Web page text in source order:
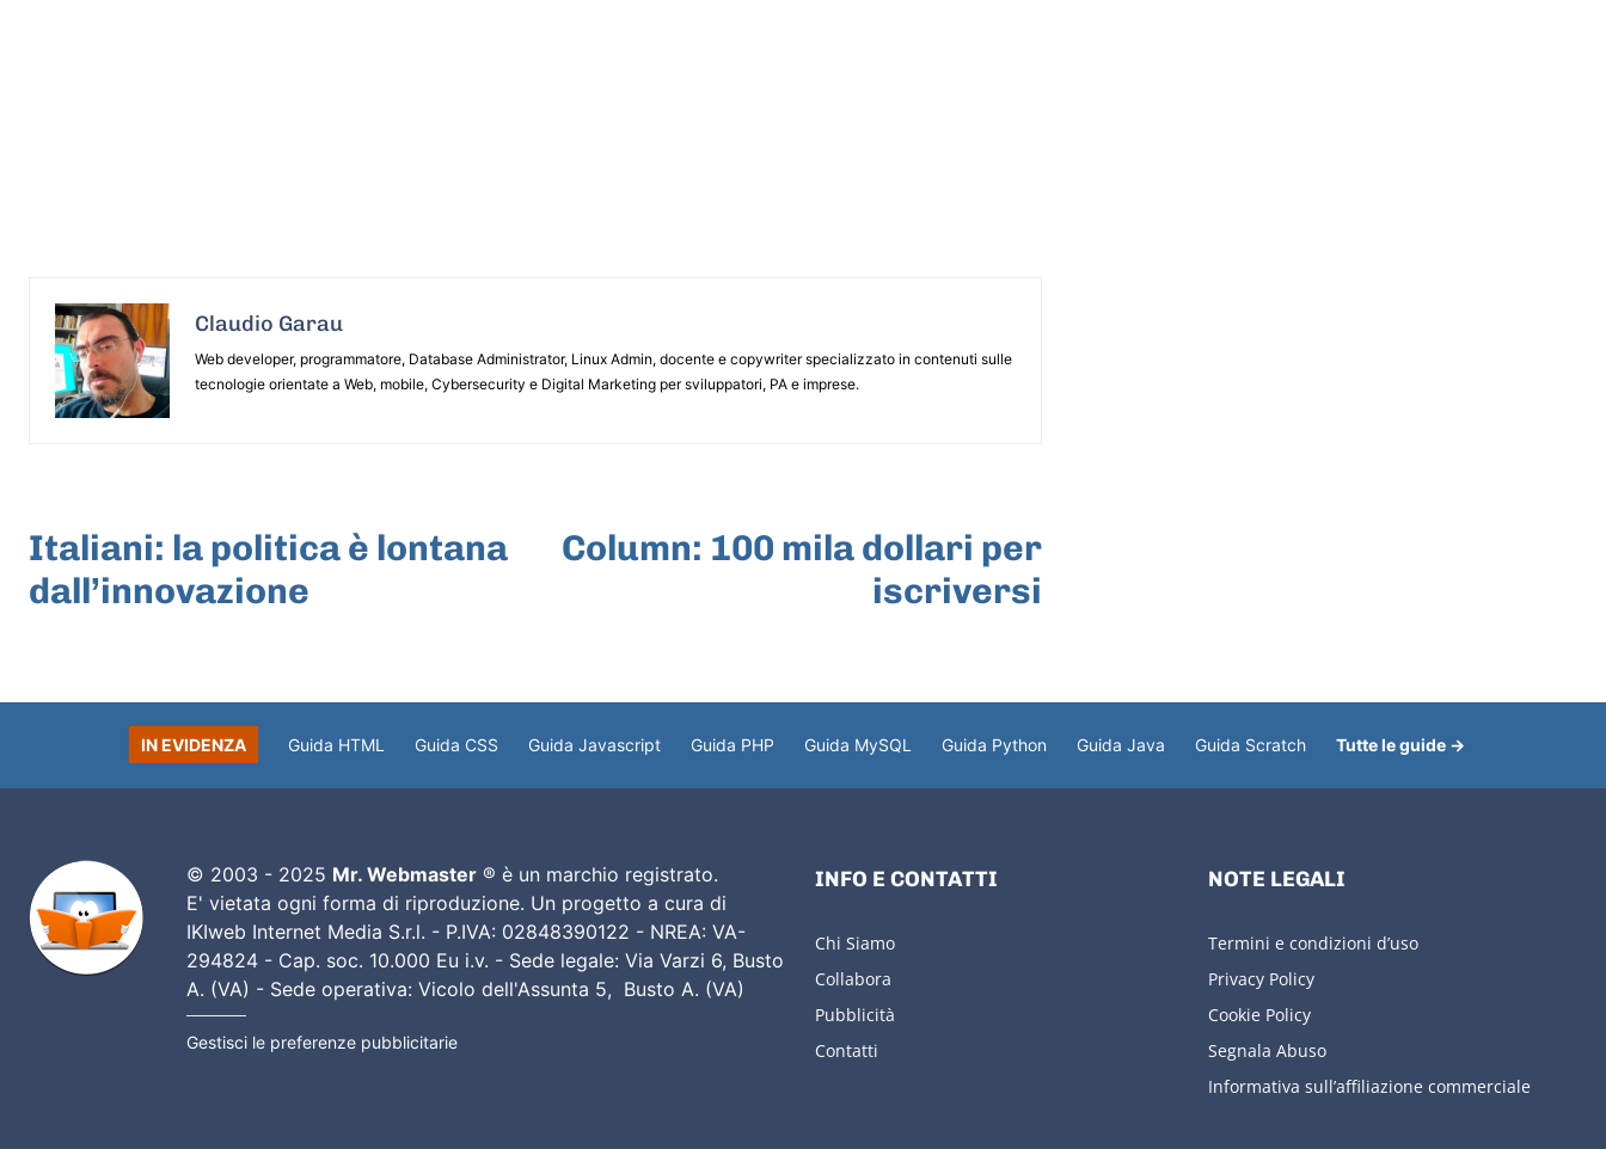
Claudio Garau
Web developer, programmatore, Database Administrator, Linux Admin, docente e copywriter specializzato in contenuti sulle
tecnologie orientate a Web, mobile, Cybersecurity e Digital Marketing per sviluppatori, PA e imprese.
Italiani: la politica è lontana
dall’innovazione
Column: 100 mila dollari per
iscriversi
IN EVIDENZA Guida HTML Guida CSS Guida Javascript Guida PHP Guida MySQL Guida Python Guida Java Guida Scratch Tutte le guide →
© 2003 - 2025 Mr. Webmaster® è un marchio registrato.
E' vietata ogni forma di riproduzione. Un progetto a cura di
IKIweb Internet Media S.r.l. - P.IVA: 02848390122 - NREA: VA-
294824 - Cap. soc. 10.000 Eu i.v. - Sede legale: Via Varzi 6, Busto
A. (VA) - Sede operativa: Vicolo dell'Assunta 5, Busto A. (VA)
Gestisci le preferenze pubblicitarie
INFO E CONTATTI
Chi Siamo
Collabora
Pubblicità
Contatti
NOTE LEGALI
Termini e condizioni d’uso
Privacy Policy
Cookie Policy
Segnala Abuso
Informativa sull’affiliazione commerciale